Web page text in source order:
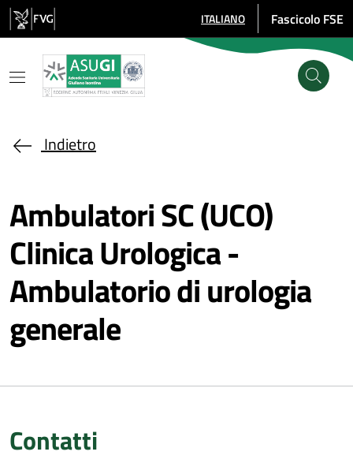
Salta al contenuto principale
SELEZIONE LINGUA: LINGUA
ITALIANO Fascicolo FSE
Indietro
Ambulatori SC (UCO)
Clinica Urologica -
Ambulatorio di urologia
generale
Contatti